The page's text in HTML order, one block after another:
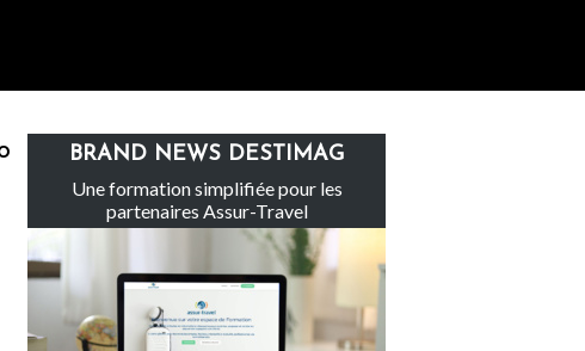
Le groupe Sainte-Claire rachète Eden Tour
BRAND NEWS DESTIMAG
Une formation simplifiée pour les
partenaires Assur-Travel